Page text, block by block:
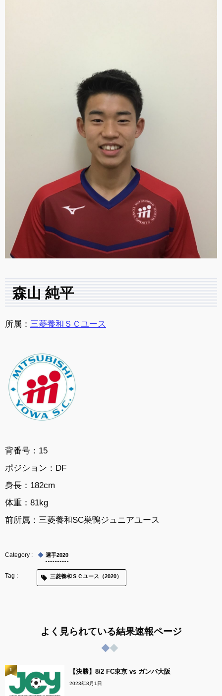
森山 純平
所属： 三菱養和ＳＣユース
背番号：15
ポジション： DF
身長： 182cm
体重： 81kg
前所属： 三菱養和SC巣鴨ジュニアユース
選手2020
三菱養和ＳＣユース（2020）
よく見られている結果速報ページ
【決勝】8/2 FC東京 vs ガンバ大阪
2023年8月1日
1